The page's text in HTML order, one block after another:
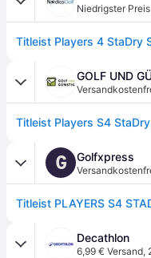
Niedrigster Preis
GOLF UND
Titleist Players S4
G Golfxpress
Decathlon
6,99 € Versand,